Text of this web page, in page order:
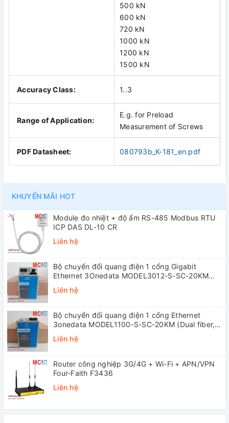
500 kN
600 kN
720 kN
1000 kN
1200 kN
1500 kN
Accuracy Class: 1..3
Range of Application:
E.g. for Preload
Measurement of Screws
PDF Datasheet: 080793b_K-181_en.pdf
KHUYẾN MÃI HOT
Module đo nhiệt + độ ẩm RS-485 Modbus RTU
ICP DAS DL-10 CR
Liên hệ
Bộ chuyển đổi quang điện 1 cổng Gigabit
Ethernet 3Onedata MODEL3012-S-SC-20KM
Liên hệ
Bộ chuyển đổi quang điện 1 cổng Ethernet
3onedata MODEL1100-S-SC-20KM (Dual fiber,
Liên hệ
Router công nghiệp 3G/4G + Wi-Fi + APN/VPN
Four-Faith F3436
Liên hệ